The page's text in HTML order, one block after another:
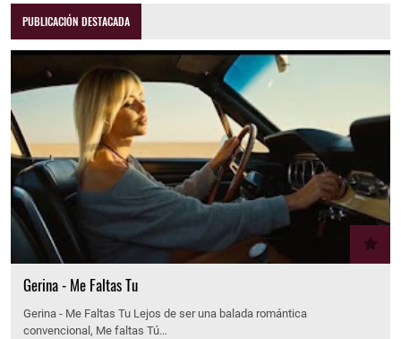
PUBLICACIÓN DESTACADA
Gerina - Me Faltas Tu
Gerina - Me Faltas Tu Lejos de ser una balada romántica
convencional, Me faltas Tú…